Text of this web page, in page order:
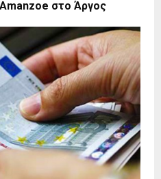
στο Άργος